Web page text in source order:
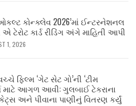
કોન્ક્લેવ 2026’માં ઈન્ટરનેશનલ
ટેરોટ કાર્ડ રીડિંગ અંગે માહિતી આપી
1, 2026
ફિલ્મ ‘ગેટ સેટ ગો’ની ‘ટીમ
માટે આગળ આવી: ગુલબાઈ ટેકરાના
અને પીવાના પાણીનું વિતરણ કર્યું